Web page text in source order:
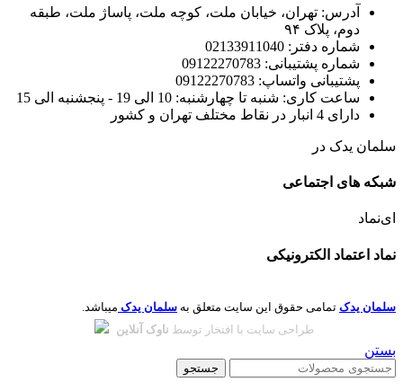
آدرس: تهران، خیابان ملت، کوچه ملت، پاساژ ملت، طبقه
دوم، پلاک ۹۴
شماره دفتر: 02133911040
شماره پشتیبانی: 09122270783
پشتیبانی واتساپ: 09122270783
ساعت کاری: شنبه تا چهارشنبه: 10 الی 19 - پنجشنبه الی 15
دارای 4 انبار در نقاط مختلف تهران و کشور
سلمان یدک در
شبکه های اجتماعی
ای‌نماد
نماد اعتماد الکترونیکی
سلمان یدک تمامی حقوق این سایت متعلق به سلمان یدک میباشد.
طراحی سایت با افتخار توسط ناوک آنلاین
بستن
جستجو